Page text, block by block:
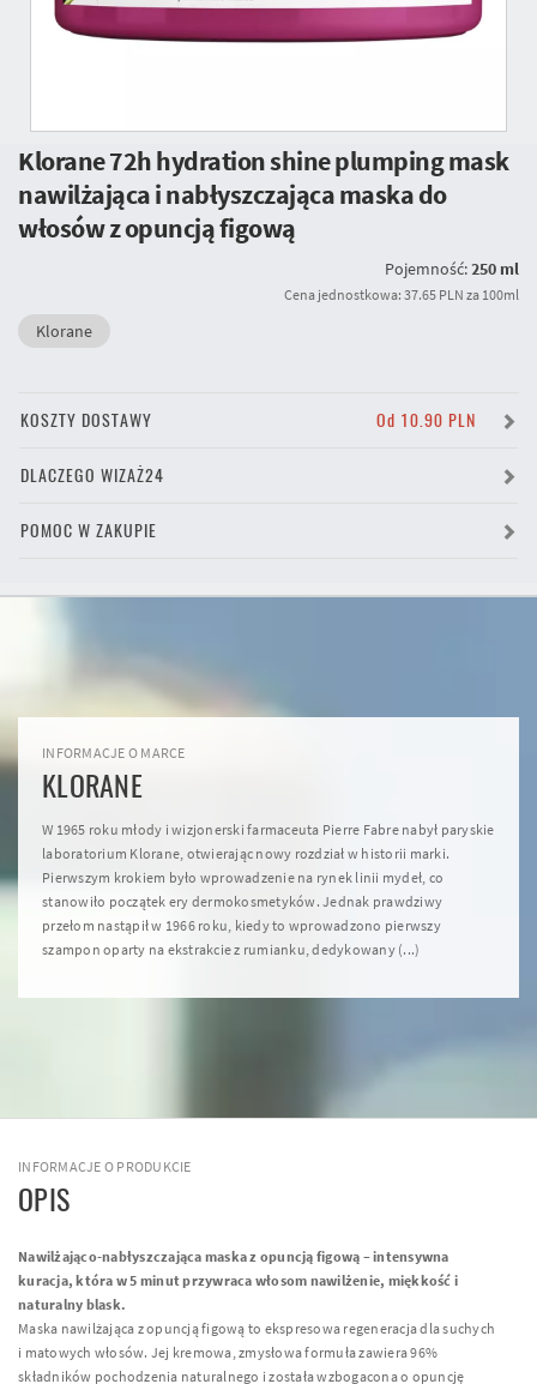
Klorane 72h hydration shine plumping mask
nawilżająca i nabłyszczająca maska do
włosów z opuncją figową
Pojemność:250 ml
Cena jednostkowa: 37.65 PLN za 100ml
Klorane
KOSZTY DOSTAWY Od 10.90 PLN
DLACZEGO WIZAŻ24
POMOC W ZAKUPIE
INFORMACJE O MARCE
KLORANE
W 1965 roku młody i wizjonerski farmaceuta Pierre Fabre nabył paryskie
laboratorium Klorane, otwierając nowy rozdział w historii marki.
Pierwszym krokiem było wprowadzenie na rynek linii mydeł, co
stanowiło początek ery dermokosmetyków. Jednak prawdziwy
przełom nastąpił w 1966 roku, kiedy to wprowadzono pierwszy
szampon oparty na ekstrakcie z rumianku, dedykowany (...)
INFORMACJE O PRODUKCIE
OPIS
Nawilżająco-nabłyszczająca maska z opuncją figową – intensywna
kuracja, która w 5 minut przywraca włosom nawilżenie, miękkość i
naturalny blask.
Maska nawilżająca z opuncją figową to ekspresowa regeneracja dla suchych
i matowych włosów. Jej kremowa, zmysłowa formuła zawiera 96%
składników pochodzenia naturalnego i została wzbogacona o opuncję